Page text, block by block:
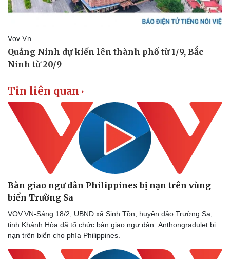
Tin liên quan
Bàn giao ngư dân Philippines bị nạn trên vùng
biển Trường Sa
VOV.VN-Sáng 18/2, UBND xã Sinh Tồn, huyện đảo Trường Sa,
tỉnh Khánh Hòa đã tổ chức bàn giao ngư dân Anthongradulet bị
nạn trên biển cho phía Philippines.